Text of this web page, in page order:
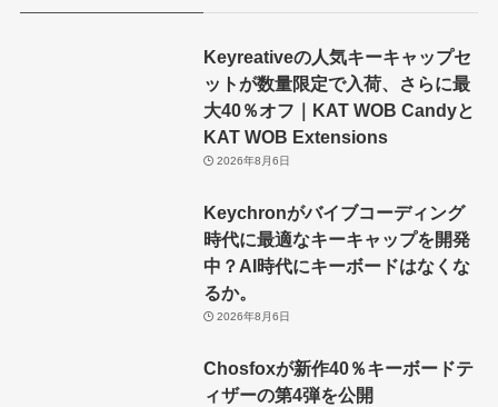
Keyreativeの人気キーキャップセ
ットが数量限定で入荷、さらに最
大40％オフ｜KAT WOB Candyと
KAT WOB Extensions
2026年8月6日
Keychronがバイブコーディング
時代に最適なキーキャップを開発
中？AI時代にキーボードはなくな
るか。
2026年8月6日
Chosfoxが新作40％キーボードテ
ィザーの第4弾を公開